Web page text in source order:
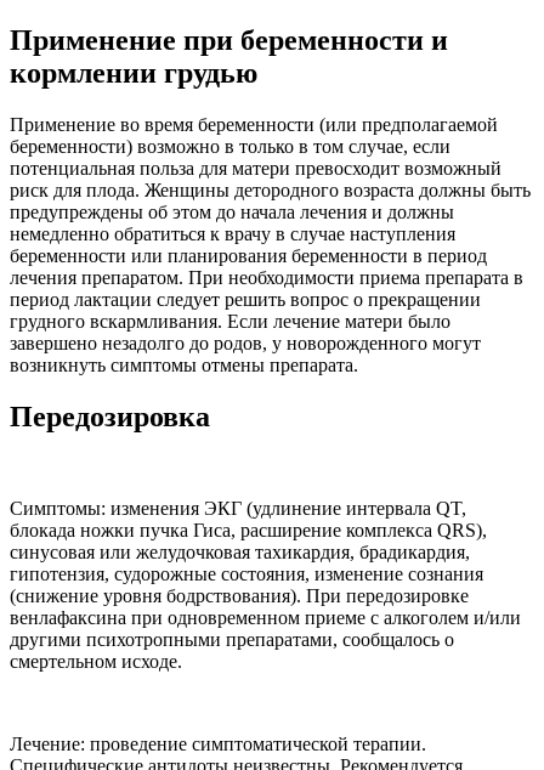
Применение при беременности и
кормлении грудью
Применение во время беременности (или предполагаемой
беременности) возможно в только в том случае, если
потенциальная польза для матери превосходит возможный
риск для плода. Женщины детородного возраста должны быть
предупреждены об этом до начала лечения и должны
немедленно обратиться к врачу в случае наступления
беременности или планирования беременности в период
лечения препаратом. При необходимости приема препарата в
период лактации следует решить вопрос о прекращении
грудного вскармливания. Если лечение матери было
завершено незадолго до родов, у новорожденного могут
возникнуть симптомы отмены препарата.
Передозировка
Симптомы: изменения ЭКГ (удлинение интервала QT,
блокада ножки пучка Гиса, расширение комплекса QRS),
синусовая или желудочковая тахикардия, брадикардия,
гипотензия, судорожные состояния, изменение сознания
(снижение уровня бодрствования). При передозировке
венлафаксина при одновременном приеме с алкоголем и/или
другими психотропными препаратами, сообщалось о
смертельном исходе.
Лечение: проведение симптоматической терапии.